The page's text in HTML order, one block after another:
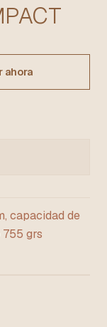
ahora
capacidad de
grs